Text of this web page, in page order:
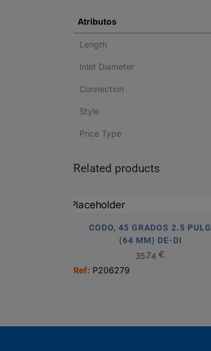
Atributos
Length
Inlet Diameter
Connection
Style
Price Type
Related products
CODO, 45 GRADOS 2.5 PULG
(64 MM) DE-DI
35,74 €
Ref: P206279